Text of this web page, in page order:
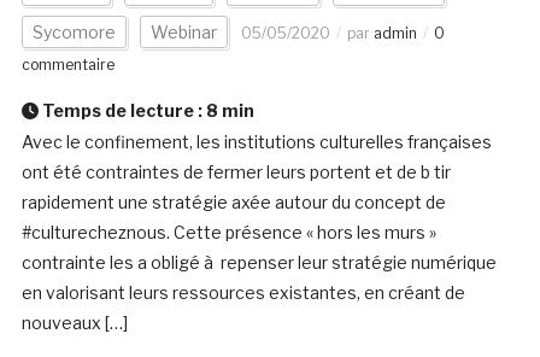
Sycomore Webinar 05/05/2020 par admin
0
commentaire
Temps de lecture : 8 min
Avec le confinement, les institutions culturelles françaises
ont été contraintes de fermer leurs portent et de b tir
rapidement une stratégie axée autour du concept de
#culturecheznous. Cette présence « hors les murs »
contrainte les a obligé à repenser leur stratégie numérique
en valorisant leurs ressources existantes, en créant de
nouveaux […]